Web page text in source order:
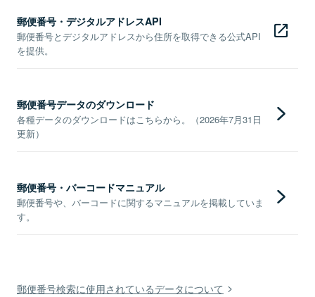
郵便番号・デジタルアドレスAPI
郵便番号とデジタルアドレスから住所を取得できる公式API
を提供。
郵便番号データのダウンロード
各種データのダウンロードはこちらから。（2026年7月31日
更新）
郵便番号・バーコードマニュアル
郵便番号や、バーコードに関するマニュアルを掲載していま
す。
郵便番号検索に使用されているデータについて